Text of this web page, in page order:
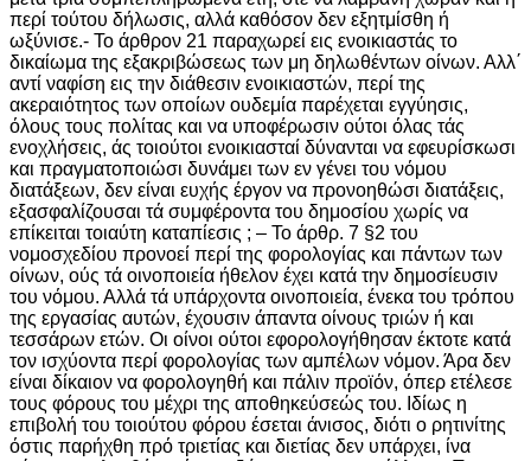
περί τούτου δήλωσις, αλλά καθόσον δεν εξητμίσθη ή
ωξύνισε.- Το άρθρον 21 παραχωρεί εις ενοικιαστάς το
δικαίωμα της εξακριβώσεως των μη δηλωθέντων οίνων. Αλλ΄
αντί ναφίση εις την διάθεσιν ενοικιαστών, περί της
ακεραιότητος των οποίων ουδεμία παρέχεται εγγύησις,
όλους τους πολίτας και να υποφέρωσιν ούτοι όλας τάς
ενοχλήσεις, άς τοιούτοι ενοικιασταί δύνανται να εφευρίσκωσι
και πραγματοποιώσι δυνάμει των εν γένει του νόμου
διατάξεων, δεν είναι ευχής έργον να προνοηθώσι διατάξεις,
εξασφαλίζουσαι τά συμφέροντα του δημοσίου χωρίς να
επίκειται τοιαύτη καταπίεσις ; – Το άρθρ. 7 §2 του
νομοσχεδίου προνοεί περί της φορολογίας και πάντων των
οίνων, ούς τά οινοποιεία ήθελον έχει κατά την δημοσίευσιν
του νόμου. Αλλά τά υπάρχοντα οινοποιεία, ένεκα του τρόπου
της εργασίας αυτών, έχουσιν άπαντα οίνους τριών ή και
τεσσάρων ετών. Οι οίνοι ούτοι εφορολογήθησαν έκτοτε κατά
τον ισχύοντα περί φορολογίας των αμπέλων νόμον. Άρα δεν
είναι δίκαιον να φορολογηθή και πάλιν προϊόν, όπερ ετέλεσε
τους φόρους του μέχρι της αποθηκεύσεώς του. Ιδίως η
επιβολή του τοιούτου φόρου έσεται άνισος, διότι ο ρητινίτης
όστις παρήχθη πρό τριετίας και διετίας δεν υπάρχει, ίνα